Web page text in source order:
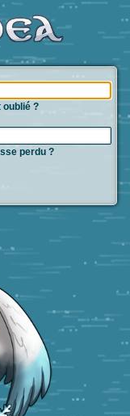
oublié ?
perdu ?